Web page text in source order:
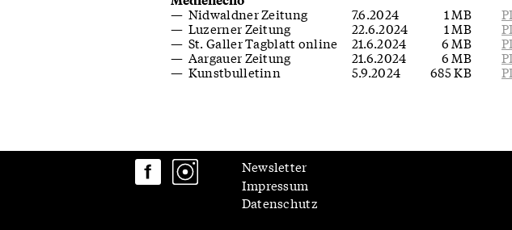
Nidwaldner Zeitung
7.6.2024 1 MB
Luzerner Zeitung
22.6.2024 1 MB
St. Galler Tagblatt online
21.6.2024 6 MB
Aargauer Zeitung
21.6.2024 6 MB
Kunstbulletinn
5.9.2024 685 KB
Newsletter
Impressum
Datenschutz